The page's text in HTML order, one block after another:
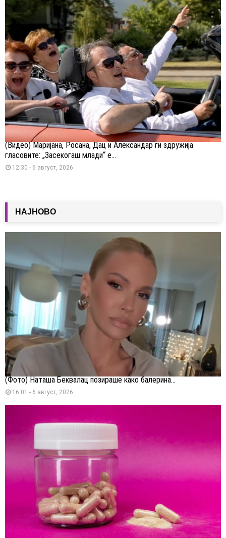
(Видео) Маријана, Росана, Дац и Александар ги здружија
гласовите: „Засекогаш млади“ е...
12:30 - 6 август, 2026
НАЈНОВО
(Фото) Наташа Беквалац позираше како балерина...
16:01 - 6 август, 2026